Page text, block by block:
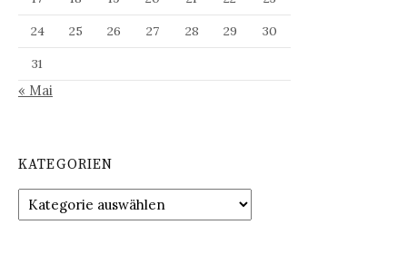
24
25 26 27 28 29
30
31
« Mai
KATEGORIEN
Kategorien